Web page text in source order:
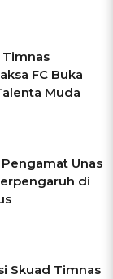
Timnas
FC Buka
Muda
Unas
di
Skuad Timnas